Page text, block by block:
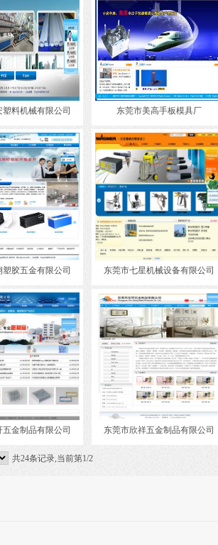
塑料机械有限公司 东莞市美高手板模具厂
塑胶五金有限公司 东莞市七星机械设备有限公司
五金制品有限公司 东莞市欣祥五金制品有限公司
共24条记录,当前第1/2